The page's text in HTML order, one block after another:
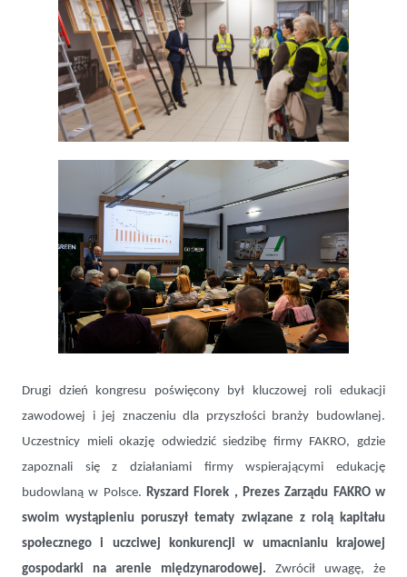
Drugi dzień kongresu poświęcony był kluczowej roli edukacji
zawodowej i jej znaczeniu dla przyszłości branży budowlanej.
Uczestnicy mieli okazję odwiedzić siedzibę firmy FAKRO, gdzie
zapoznali się z działaniami firmy wspierającymi edukację
budowlaną w Polsce. Ryszard Florek , Prezes Zarządu FAKRO w
swoim wystąpieniu poruszył tematy związane z rolą kapitału
społecznego i uczciwej konkurencji w umacnianiu krajowej
gospodarki na arenie międzynarodowej. Zwrócił uwagę, że